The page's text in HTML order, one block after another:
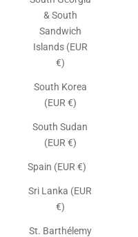
& South
Sandwich
Islands (EUR
€)
South Korea
(EUR €)
South Sudan
(EUR €)
Spain (EUR €)
Sri Lanka (EUR
€)
St. Barthélemy